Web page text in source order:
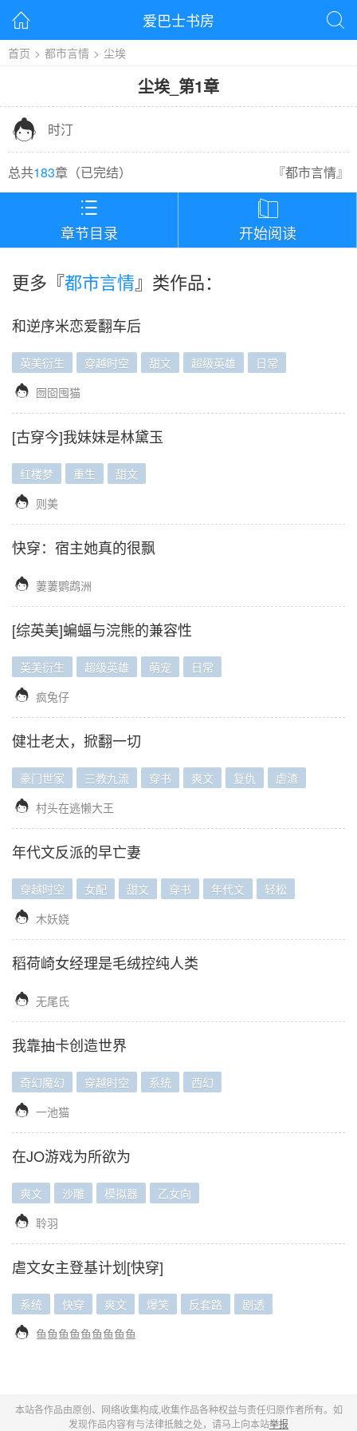
 爱巴士书房 
首页 > 都市言情 > 尘埃
尘埃_ 第1章
 时汀
总共183章（已完结） 『都市言情』

章节目录

开始阅读
更多『都市言情』类作品：
和逆序米恋爱翻车后
英美衍生 穿越时空 甜文 超级英雄 日常
 囫囵囤猫
[古穿今]我妹妹是林黛玉
红楼梦 重生 甜文
 则美
快穿：宿主她真的很飘
 萋萋鹦鹉洲
[综英美]蝙蝠与浣熊的兼容性
英美衍生 超级英雄 萌宠 日常
 疯兔仔
健壮老太，掀翻一切
豪门世家 三教九流 穿书 爽文 复仇 虐渣
 村头在逃懒大王
年代文反派的早亡妻
穿越时空 女配 甜文 穿书 年代文 轻松
 木妖娆
稻荷崎女经理是毛绒控纯人类
 无尾氏
我靠抽卡创造世界
奇幻魔幻 穿越时空 系统 西幻
 一池猫
在JO游戏为所欲为
爽文 沙雕 模拟器 乙女向
 聆羽
虐文女主登基计划[快穿]
系统 快穿 爽文 爆笑 反套路 剧透
 鱼鱼鱼鱼鱼鱼鱼鱼鱼
本站各作品由原创、网络收集构成,收集作品各种权益与责任归原作者所有。如
发现作品内容有与法律抵触之处，请马上向本站举报